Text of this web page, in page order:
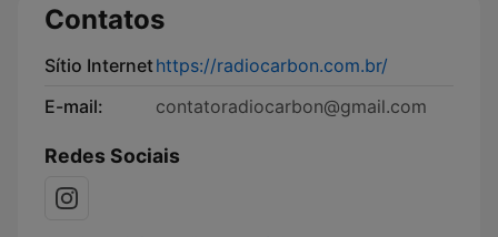
Contatos
Sítio Internethttps://radiocarbon.com.br/
E-mail:
contatoradiocarbon@gmail.com
Redes Sociais